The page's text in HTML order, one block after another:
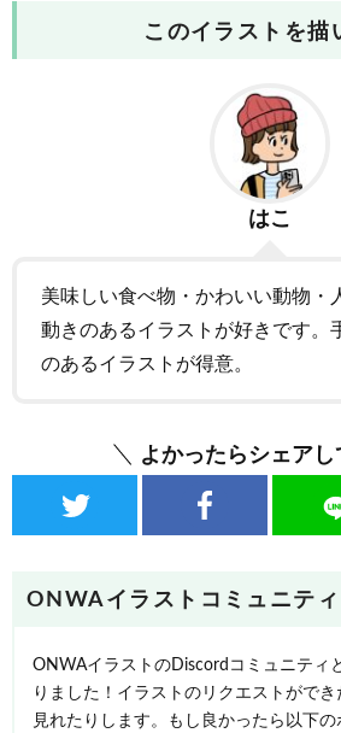
このイラストを描
はこ
美味しい食べ物・かわいい動物・
動きのあるイラストが好きです。
のあるイラストが得意。
よかったらシェアし
ONWAイラストコミュニティ
ONWAイラストのDiscordコミュニティ
りました！イラストのリクエストがで
見れたりします。もし良かったら以下